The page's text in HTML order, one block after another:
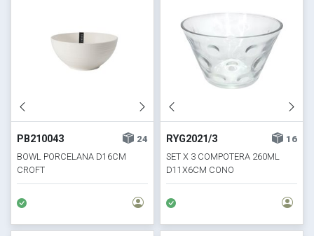
PB210043
24
BOWL PORCELANA D16CM
CROFT
RYG2021/3
16
SET X 3 COMPOTERA 260ML
D11X6CM CONO